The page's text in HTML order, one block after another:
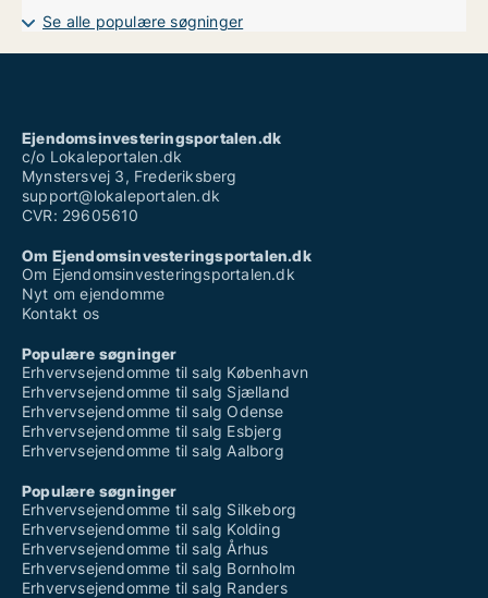
Se alle populære søgninger
Ejendomsinvesteringsportalen.dk
c/o Lokaleportalen.dk
Mynstersvej 3, Frederiksberg
support@lokaleportalen.dk
CVR: 29605610
Om Ejendomsinvesteringsportalen.dk
Om Ejendomsinvesteringsportalen.dk
Nyt om ejendomme
Kontakt os
Populære søgninger
Erhvervsejendomme til salg København
Erhvervsejendomme til salg Sjælland
Erhvervsejendomme til salg Odense
Erhvervsejendomme til salg Esbjerg
Erhvervsejendomme til salg Aalborg
Populære søgninger
Erhvervsejendomme til salg Silkeborg
Erhvervsejendomme til salg Kolding
Erhvervsejendomme til salg Århus
Erhvervsejendomme til salg Bornholm
Erhvervsejendomme til salg Randers